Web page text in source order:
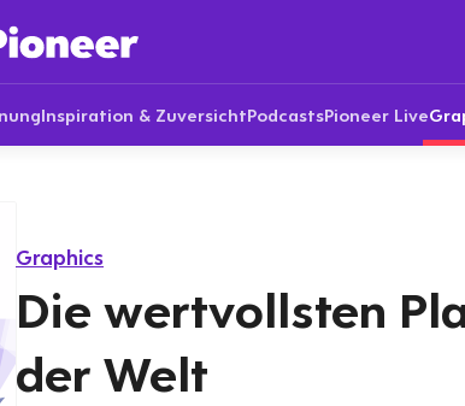
Inspiration & ZuversichtPodcastsPioneer Live
Graphics
Die wertvollsten
der Welt